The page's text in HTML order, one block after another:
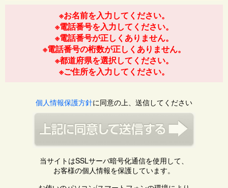
※お名前を入力してください。
※電話番号を入力してください。
※電話番号が正しくありません。
※電話番号の桁数が正しくありません。
※都道府県を選択してください。
※ご住所を入力してください。
個人情報保護方針に同意の上、送信してください
当サイトはSSLサーバ暗号化通信を使用して、
お客様の個人情報を保護しています。